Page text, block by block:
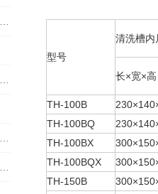
型号
清洗槽内
长×宽×高
TH-100B
TH-100BQ
TH-100BX
TH-100BQX
TH-150B